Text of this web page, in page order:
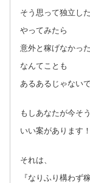
そう思って独立し
やってみたら
意外と稼げなかった
なんてことも
あるあるじゃない
もしあなたが今そ
いい案があります！
それは、
『なりふり構わず